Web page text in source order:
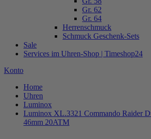
Gr. 62
Gr. 64
Herrenschmuck
Schmuck Geschenk-Sets
Sale
Services im Uhren-Shop | Timeshop24
Konto
Home
Uhren
Luminox
Luminox XL.3321 Commando Raider
46mm 20ATM